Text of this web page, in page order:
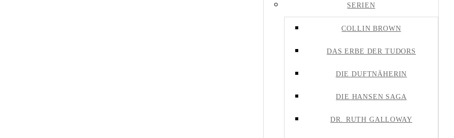
SERIEN
COLLIN BROWN
DAS ERBE DER TUDORS
DIE DUFTNÄHERIN
DIE HANSEN SAGA
DR. RUTH GALLOWAY